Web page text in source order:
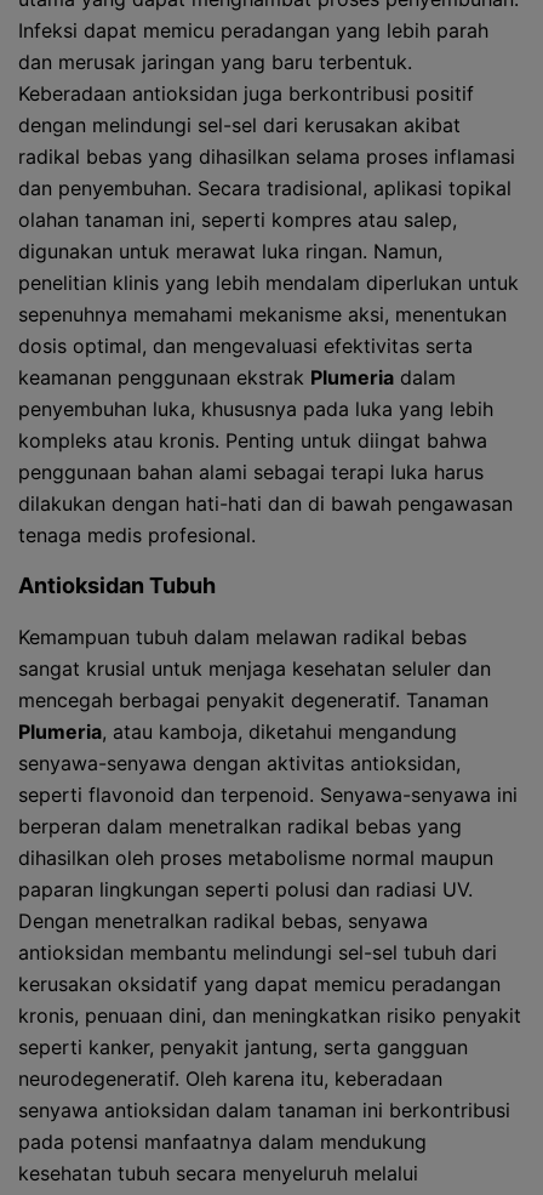
Infeksi dapat memicu peradangan yang lebih parah
dan merusak jaringan yang baru terbentuk.
Keberadaan antioksidan juga berkontribusi positif
dengan melindungi sel-sel dari kerusakan akibat
radikal bebas yang dihasilkan selama proses inflamasi
dan penyembuhan. Secara tradisional, aplikasi topikal
olahan tanaman ini, seperti kompres atau salep,
digunakan untuk merawat luka ringan. Namun,
penelitian klinis yang lebih mendalam diperlukan untuk
sepenuhnya memahami mekanisme aksi, menentukan
dosis optimal, dan mengevaluasi efektivitas serta
keamanan penggunaan ekstrak Plumeria dalam
penyembuhan luka, khususnya pada luka yang lebih
kompleks atau kronis. Penting untuk diingat bahwa
penggunaan bahan alami sebagai terapi luka harus
dilakukan dengan hati-hati dan di bawah pengawasan
tenaga medis profesional.
Antioksidan Tubuh
Kemampuan tubuh dalam melawan radikal bebas
sangat krusial untuk menjaga kesehatan seluler dan
mencegah berbagai penyakit degeneratif. Tanaman
Plumeria, atau kamboja, diketahui mengandung
senyawa-senyawa dengan aktivitas antioksidan,
seperti flavonoid dan terpenoid. Senyawa-senyawa ini
berperan dalam menetralkan radikal bebas yang
dihasilkan oleh proses metabolisme normal maupun
paparan lingkungan seperti polusi dan radiasi UV.
Dengan menetralkan radikal bebas, senyawa
antioksidan membantu melindungi sel-sel tubuh dari
kerusakan oksidatif yang dapat memicu peradangan
kronis, penuaan dini, dan meningkatkan risiko penyakit
seperti kanker, penyakit jantung, serta gangguan
neurodegeneratif. Oleh karena itu, keberadaan
senyawa antioksidan dalam tanaman ini berkontribusi
pada potensi manfaatnya dalam mendukung
kesehatan tubuh secara menyeluruh melalui